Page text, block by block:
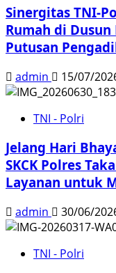
Sinergitas TNI-
Rumah di
Putusan
admin 15/07/
TNI - Polri
Jelang Hari
SKCK Polres
Layanan untuk
admin 30/06/
TNI - Polri